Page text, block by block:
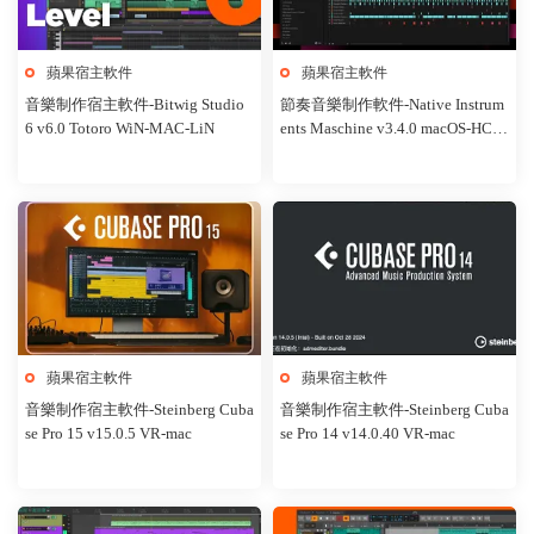
蘋果宿主軟件
音樂制作宿主軟件-Bitwig Studio
6 v6.0 Totoro WiN-MAC-LiN
蘋果宿主軟件
節奏音樂制作軟件-Native Instrum
ents Maschine v3.4.0 macOS-HCiS
蘋果宿主軟件
音樂制作宿主軟件-Steinberg Cuba
se Pro 15 v15.0.5 VR-mac
蘋果宿主軟件
音樂制作宿主軟件-Steinberg Cuba
se Pro 14 v14.0.40 VR-mac